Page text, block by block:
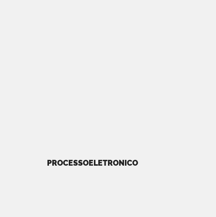
PROCESSOELETRONICO